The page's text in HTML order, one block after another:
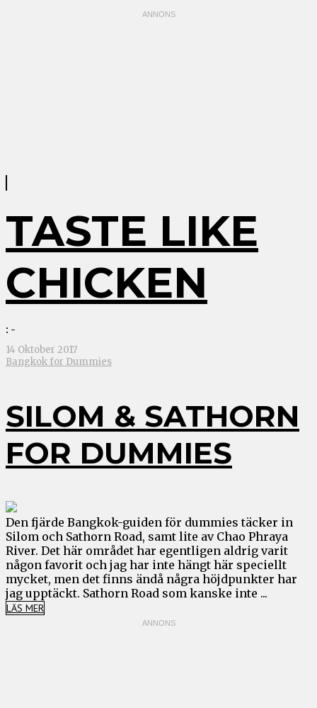
TASTE LIKE
CHICKEN
: -
14 Oktober 2017
Bangkok for Dummies
SILOM & SATHORN
FOR DUMMIES
Den fjärde Bangkok-guiden för dummies täcker in
Silom och Sathorn Road, samt lite av Chao Phraya
River. Det här området har egentligen aldrig varit
någon favorit och jag har inte hängt här speciellt
mycket, men det finns ändå några höjdpunkter har
jag upptäckt. Sathorn Road som kanske inte ...
LÄS MER